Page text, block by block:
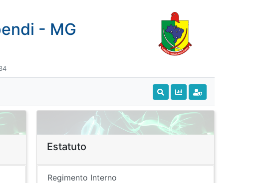
- MG
Estatuto
Regimento Interno